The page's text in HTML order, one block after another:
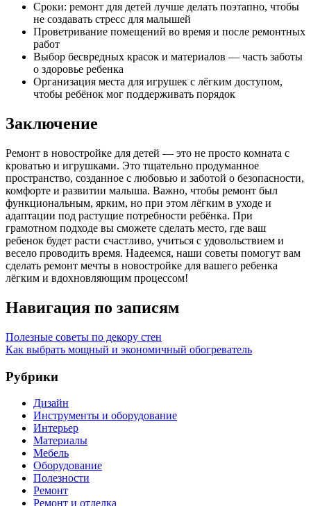
Сроки: ремонт для детей лучше делать поэтапно, чтобы
не создавать стресс для малышей
Проветривание помещений во время и после ремонтных
работ
Выбор бесвредных красок и материалов — часть заботы
о здоровье ребенка
Организация места для игрушек с лёгким доступом,
чтобы ребёнок мог поддерживать порядок
Заключение
Ремонт в новостройке для детей — это не просто комната с
кроватью и игрушками. Это тщательно продуманное
пространство, созданное с любовью и заботой о безопасности,
комфорте и развитии малыша. Важно, чтобы ремонт был
функциональным, ярким, но при этом лёгким в уходе и
адаптации под растущие потребности ребёнка. При
грамотном подходе вы сможете сделать место, где ваш
ребенок будет расти счастливо, учиться с удовольствием и
весело проводить время. Надеемся, наши советы помогут вам
сделать ремонт мечты в новостройке для вашего ребенка
лёгким и вдохновляющим процессом!
Навигация по записям
Полезные советы по декору стен
Как выбрать мощный и экономичный обогреватель
Рубрики
Дизайн
Инструменты и оборудование
Интерьер
Материалы
Мебель
Оборудование
Полезности
Ремонт
Ремонт и отделка